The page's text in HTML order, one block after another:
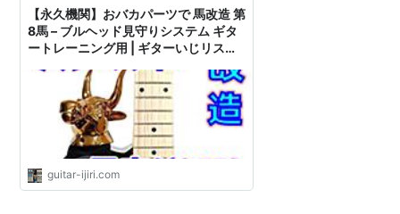
【永久機関】おバカパーツで 馬改造 第
8馬 – ブルヘッド見守りシステム ギタ
ートレーニング用 | ギターいじリスト
guitar-ijiri.com